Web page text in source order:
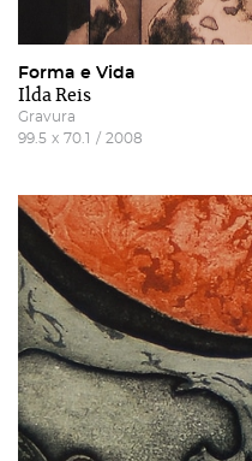
Forma e Vida
Ilda Reis
Gravura
99.5 x 70.1 / 2008